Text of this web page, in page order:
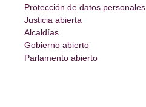
Protección de datos personales
Justicia abierta
Alcaldías
Gobierno abierto
Parlamento abierto